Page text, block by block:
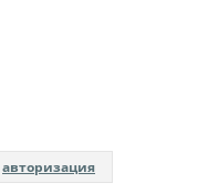
авторизация